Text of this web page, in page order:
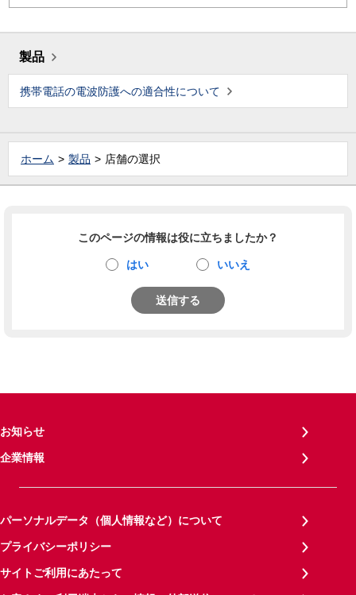
製品
携帯電話の電波防護への適合性について
ホーム 製品 店舗の選択
このページの情報は役に立ちましたか？
はい いいえ
送信する
お知らせ
企業情報
パーソナルデータ（個人情報など）について
プライバシーポリシー
サイトご利用にあたって